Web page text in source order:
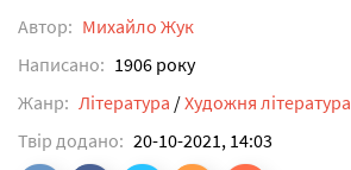
Автор: Михайло Жук
Написано: 1906 року
Жанр: Література /Художня література
Твір додано: 20-10-2021, 14:03